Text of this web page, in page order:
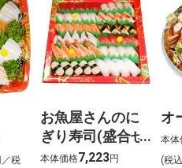
／税
お魚屋さんのに
ぎり寿司(盛合せ
(54貫入)
本体価格7,223円
オ
本体
(税